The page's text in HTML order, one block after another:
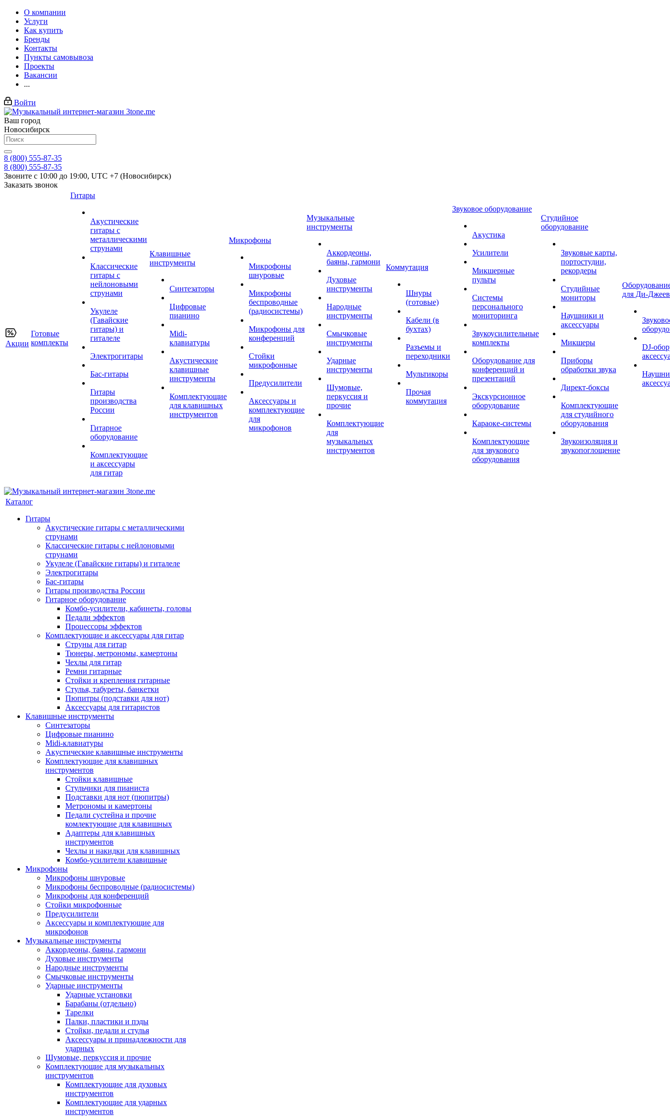
О компании
Услуги
Как купить
Бренды
Контакты
Пункты самовывоза
Проекты
Вакансии
...
Войти
Ваш город
Новосибирск
8 (800) 555-87-35
8 (800) 555-87-35
Звоните с 10:00 до 19:00, UTC +7 (Новосибирск)
Заказать звонок
Акции
Готовые
комплекты
Гитары
Акустические
гитары с
металлическими
струнами
Классические
гитары с
нейлоновыми
струнами
Укулеле
(Гавайские
гитары) и
гиталеле
Электрогитары
Бас-гитары
Гитары
производства
России
Гитарное
оборудование
Комплектующие
и аксессуары
для гитар
Клавишные
инструменты
Синтезаторы
Цифровые
пианино
Midi-
клавиатуры
Акустические
клавишные
инструменты
Комплектующие
для клавишных
инструментов
Микрофоны
Микрофоны
шнуровые
Микрофоны
беспроводные
(радиосистемы)
Микрофоны для
конференций
Стойки
микрофонные
Предусилители
Аксессуары и
комплектующие
для
микрофонов
Музыкальные
инструменты
Аккордеоны,
баяны, гармони
Духовые
инструменты
Народные
инструменты
Смычковые
инструменты
Ударные
инструменты
Шумовые,
перкуссия и
прочие
Комплектующие
для
музыкальных
инструментов
Коммутация
Шнуры
(готовые)
Кабели (в
бухтах)
Разъемы и
переходники
Мультикоры
Прочая
коммутация
Звуковое оборудование
Акустика
Усилители
Микшерные
пульты
Системы
персонального
мониторинга
Звукоусилительные
комплекты
Оборудование для
конференций и
презентаций
Экскурсионное
оборудование
Караоке-системы
Комплектующие
для звукового
оборудования
Студийное
оборудование
Звуковые карты,
портостудии,
рекордеры
Студийные
мониторы
Наушники и
аксессуары
Микшеры
Приборы
обработки звука
Директ-боксы
Комплектующие
для студийного
оборудования
Звукоизоляция и
звукопоглощение
для Ди-Джеев
DJ-
Каталог
Гитары
Акустические гитары с металлическими
струнами
Классические гитары с нейлоновыми
струнами
Укулеле (Гавайские гитары) и гиталеле
Электрогитары
Бас-гитары
Гитары производства России
Гитарное оборудование
Комбо-усилители, кабинеты, головы
Педали эффектов
Процессоры эффектов
Комплектующие и аксессуары для гитар
Струны для гитар
Тюнеры, метрономы, камертоны
Чехлы для гитар
Ремни гитарные
Стойки и крепления гитарные
Стулья, табуреты, банкетки
Пюпитры (подставки для нот)
Аксессуары для гитаристов
Клавишные инструменты
Синтезаторы
Цифровые пианино
Midi-клавиатуры
Акустические клавишные инструменты
Комплектующие для клавишных
инструментов
Стойки клавишные
Стульчики для пианиста
Подставки для нот (пюпитры)
Метрономы и камертоны
Педали сустейна и прочие
комлектующие для клавишных
Адаптеры для клавишных
инструментов
Чехлы и накидки для клавишных
Комбо-усилители клавишные
Микрофоны
Микрофоны шнуровые
Микрофоны беспроводные (радиосистемы)
Микрофоны для конференций
Стойки микрофонные
Предусилители
Аксессуары и комплектующие для
микрофонов
Музыкальные инструменты
Аккордеоны, баяны, гармони
Духовые инструменты
Народные инструменты
Смычковые инструменты
Ударные инструменты
Ударные установки
Барабаны (отдельно)
Тарелки
Палки, пластики и пэды
Стойки, педали и стулья
Аксессуары и принадлежности для
ударных
Шумовые, перкуссия и прочие
Комплектующие для музыкальных
инструментов
Комплектующие для духовых
инструментов
Комплектующие для ударных
инструментов